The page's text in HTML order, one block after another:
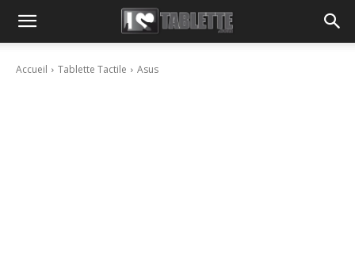
Accueil Tablette Tactile Asus